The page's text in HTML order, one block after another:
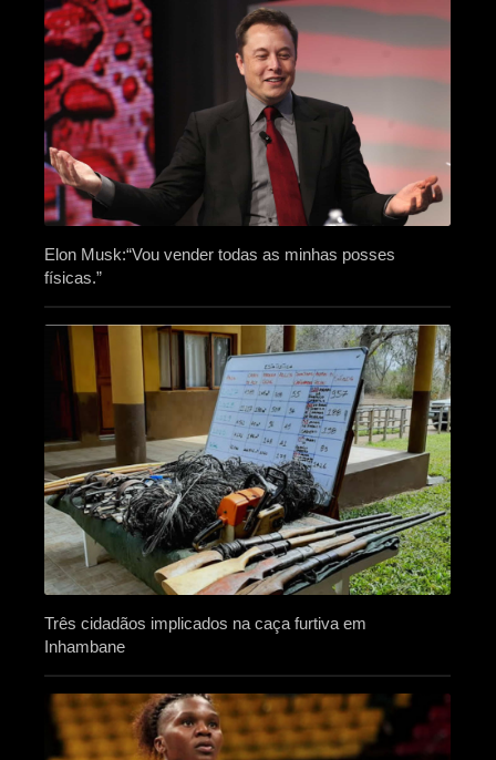
Elon Musk:“Vou vender todas as minhas posses
físicas.”
Três cidadãos implicados na caça furtiva em
Inhambane